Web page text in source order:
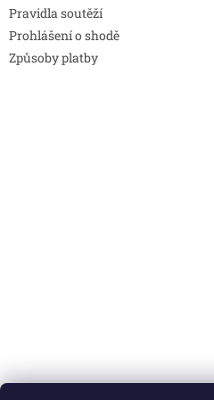
Pravidla soutěží
Prohlášení o shodě
Způsoby platby